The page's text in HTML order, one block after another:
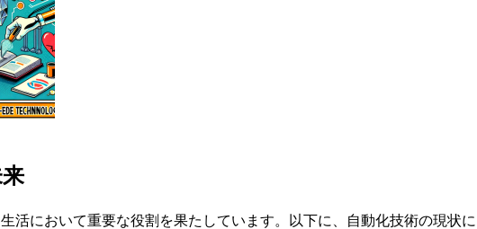
活において重要な役割を果たしています。以下に、自動化技術の現状に